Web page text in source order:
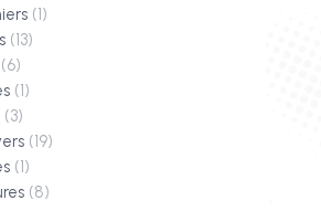
(1)
(13)
(6)
(1)
(3)
(19)
(1)
(8)